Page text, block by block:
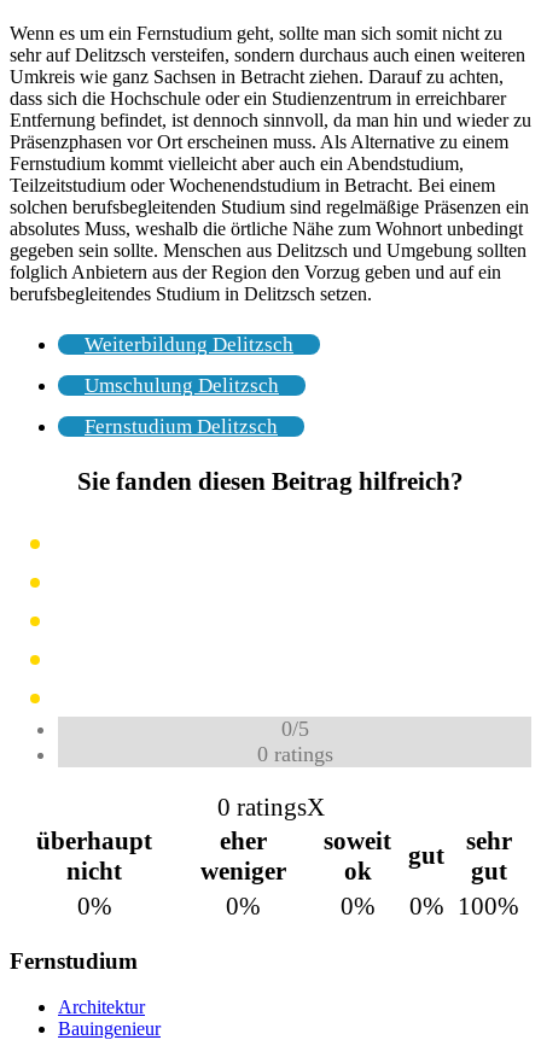
Wenn es um ein Fernstudium geht, sollte man sich somit nicht zu
sehr auf Delitzsch versteifen, sondern durchaus auch einen weiteren
Umkreis wie ganz Sachsen in Betracht ziehen. Darauf zu achten,
dass sich die Hochschule oder ein Studienzentrum in erreichbarer
Entfernung befindet, ist dennoch sinnvoll, da man hin und wieder zu
Präsenzphasen vor Ort erscheinen muss. Als Alternative zu einem
Fernstudium kommt vielleicht aber auch ein Abendstudium,
Teilzeitstudium oder Wochenendstudium in Betracht. Bei einem
solchen berufsbegleitenden Studium sind regelmäßige Präsenzen ein
absolutes Muss, weshalb die örtliche Nähe zum Wohnort unbedingt
gegeben sein sollte. Menschen aus Delitzsch und Umgebung sollten
folglich Anbietern aus der Region den Vorzug geben und auf ein
berufsbegleitendes Studium in Delitzsch setzen.
Weiterbildung Delitzsch
Umschulung Delitzsch
Fernstudium Delitzsch
Sie fanden diesen Beitrag hilfreich?
0/5
0ratings
0 ratingsX
überhaupt
nicht
eher
weniger
soweit
ok
gut
sehr
gut
0%
0% 0% 0% 100%
Fernstudium
Architektur
Bauingenieur